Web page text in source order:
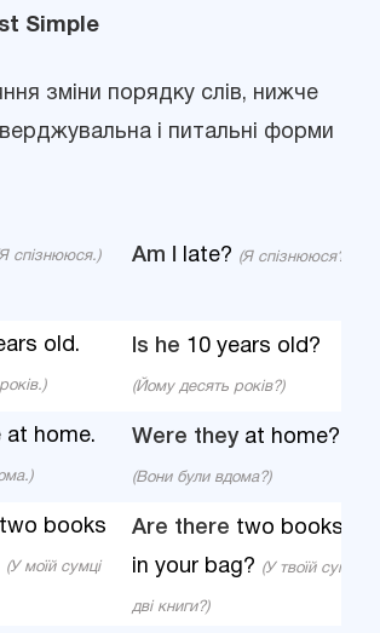
Simple
зміни порядку слів, нижче
і питальні форми
спізнююся.) Am I late? (Я спізнююся?)
old. Is he 10 years old?
(Йому десять років?)
at home. Were theyat home?
(Вони були вдома?)
two books
(У моїй сумці
Are there two books
in your bag? (У твоїй сумці
дві книги?)